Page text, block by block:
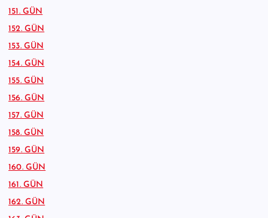
151. GÜN
152. GÜN
153. GÜN
154. GÜN
155. GÜN
156. GÜN
157. GÜN
158. GÜN
159. GÜN
160. GÜN
161. GÜN
162. GÜN